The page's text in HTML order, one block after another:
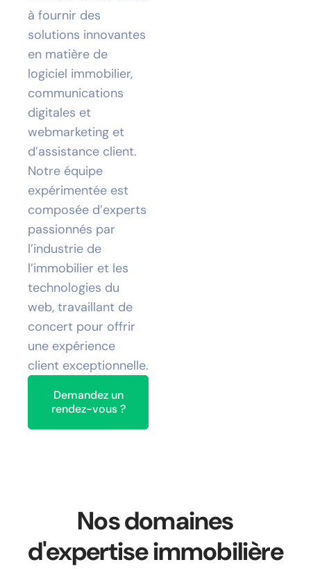
à fournir des
solutions innovantes
en matière de
logiciel immobilier,
communications
digitales et
webmarketing et
d’assistance client.
Notre équipe
expérimentée est
composée d’experts
passionnés par
l’industrie de
l’immobilier et les
technologies du
web, travaillant de
concert pour offrir
une expérience
client exceptionnelle.
Demandez un
rendez-vous ?
Nos domaines
d'expertise immobilière